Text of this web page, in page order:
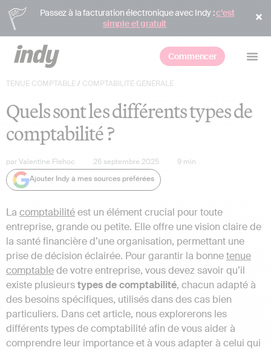
Passez à la facturation électronique avec Indy :c’est
simple et gratuit
Commencer
TENUE COMPTABLE/ COMPTABILITÉ GÉNÉRALE
Quels sont les différents types de
comptabilité ?
parValentine Flehoc 26 septembre 2025 9 min
Ajouter Indy à mes sources préférées
La comptabilitéest un élément crucial pour toute
entreprise, grande ou petite. Elle offre une vision claire de
la santé financière d’une organisation, permettant une
prise de décision éclairée. Pour garantir la bonnetenue
comptablede votre entreprise, vous devez savoir qu’il
existe plusieurstypes de comptabilité, chacun adapté à
des besoins spécifiques, utilisés dans des cas bien
particuliers. Dans cet article, nous explorerons les
différents types de comptabilité afin de vous aider à
comprendre leur importance et à vous adapter à celui qui